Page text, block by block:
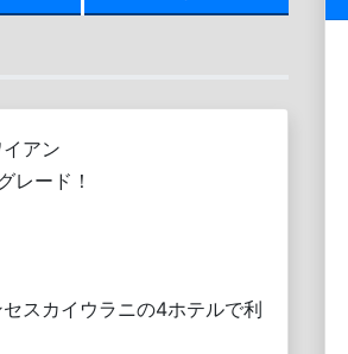
アン
レード！
スカイウラニの4ホテルで利